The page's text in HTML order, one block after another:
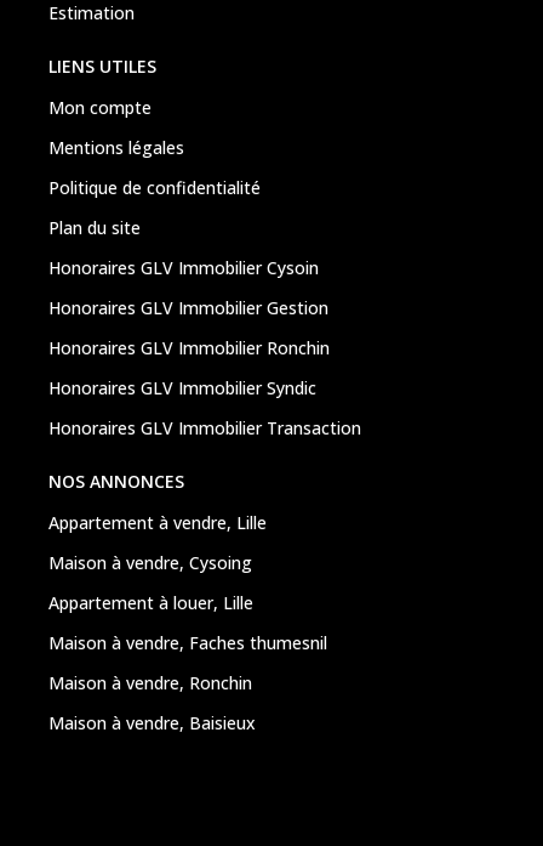
Estimation
LIENS UTILES
Mon compte
Mentions légales
Politique de confidentialité
Plan du site
Honoraires GLV Immobilier Cysoin
Honoraires GLV Immobilier Gestion
Honoraires GLV Immobilier Ronchin
Honoraires GLV Immobilier Syndic
Honoraires GLV Immobilier Transaction
NOS ANNONCES
Appartement à vendre, Lille
Maison à vendre, Cysoing
Appartement à louer, Lille
Maison à vendre, Faches thumesnil
Maison à vendre, Ronchin
Maison à vendre, Baisieux